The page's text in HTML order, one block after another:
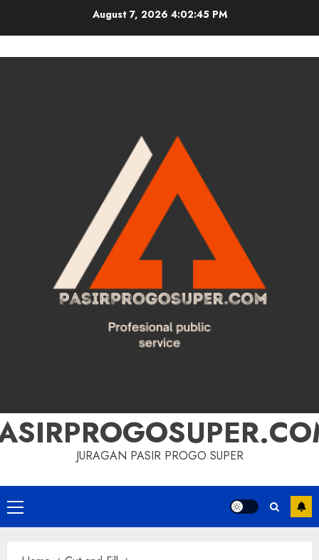
August 7, 2026 4:02:46 PM
JURAGAN PASIR PROGO SUPER
Primary
Menu